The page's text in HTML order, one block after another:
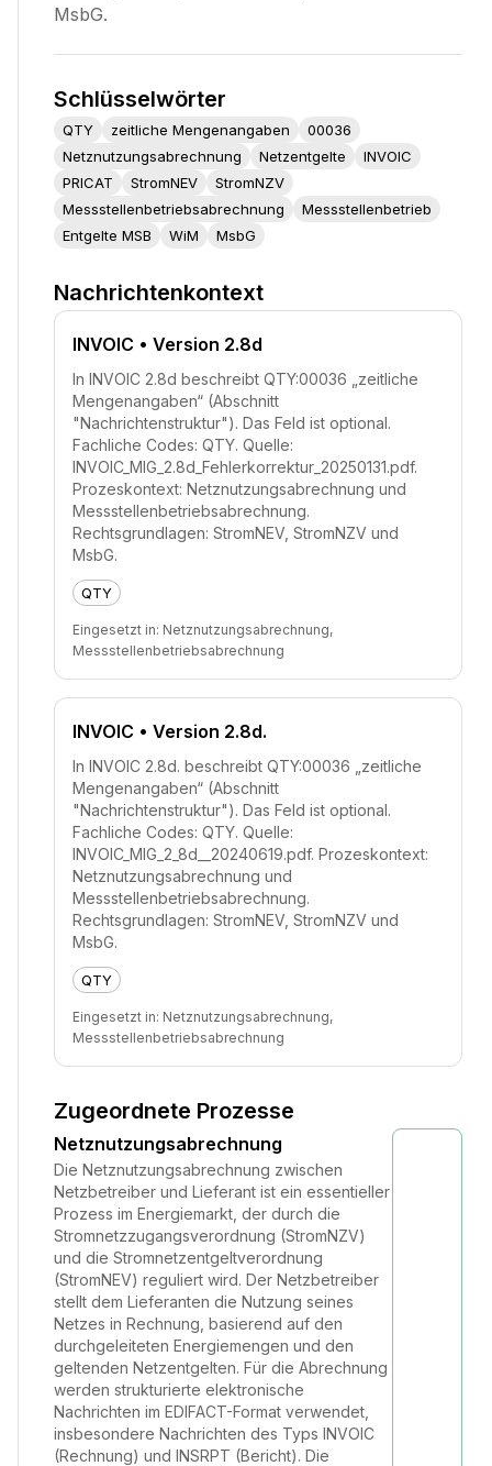
MsbG.
Schlüsselwörter
QTY zeitliche Mengenangaben
00036
Netznutzungsabrechnung
Netzentgelte
INVOIC
PRICAT
StromNEV
StromNZV
Messstellenbetriebsabrechnung
Messstellenbetrieb
Entgelte MSB
WiM MsbG
Nachrichtenkontext
INVOIC • Version 2.8d
In INVOIC 2.8d beschreibt QTY:00036 „zeitliche
Mengenangaben“ (Abschnitt
"Nachrichtenstruktur"). Das Feld ist optional.
Fachliche Codes: QTY. Quelle:
INVOIC_MIG_2.8d_Fehlerkorrektur_20250131.pdf.
Prozeskontext: Netznutzungsabrechnung und
Messstellenbetriebsabrechnung.
Rechtsgrundlagen: StromNEV, StromNZV und
MsbG.
QTY
Eingesetzt in: Netznutzungsabrechnung,
Messstellenbetriebsabrechnung
INVOIC • Version 2.8d.
In INVOIC 2.8d. beschreibt QTY:00036 „zeitliche
Mengenangaben“ (Abschnitt
"Nachrichtenstruktur"). Das Feld ist optional.
Fachliche Codes: QTY. Quelle:
INVOIC_MIG_2_8d__20240619.pdf. Prozeskontext:
Netznutzungsabrechnung und
Messstellenbetriebsabrechnung.
Rechtsgrundlagen: StromNEV, StromNZV und
MsbG.
QTY
Eingesetzt in: Netznutzungsabrechnung,
Messstellenbetriebsabrechnung
Zugeordnete Prozesse
Netznutzungsabrechnung
Die Netznutzungsabrechnung zwischen
Netzbetreiber und Lieferant ist ein essentieller
Prozess im Energiemarkt, der durch die
Stromnetzzugangsverordnung (StromNZV)
und die Stromnetzentgeltverordnung
(StromNEV) reguliert wird. Der Netzbetreiber
stellt dem Lieferanten die Nutzung seines
Netzes in Rechnung, basierend auf den
durchgeleiteten Energiemengen und den
geltenden Netzentgelten. Für die Abrechnung
werden strukturierte elektronische
Nachrichten im EDIFACT-Format verwendet,
insbesondere Nachrichten des Typs INVOIC
(Rechnung) und INSRPT (Bericht). Die